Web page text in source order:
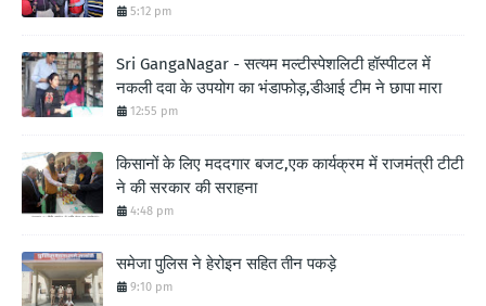
5:12 pm
Sri GangaNagar - सत्यम मल्टीस्पेशलिटी हॉस्पीटल में
नकली दवा के उपयोग का भंडाफोड़,डीआई टीम ने छापा मारा
12:55 pm
किसानों के लिए मददगार बजट,एक कार्यक्रम में राजमंत्री टीटी
ने की सरकार की सराहना
4:48 pm
समेजा पुलिस ने हेरोइन सहित तीन पकड़े
9:10 pm